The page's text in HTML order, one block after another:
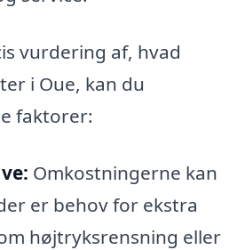
vurdering af, hvad
i Oue, kan du
faktorer:
Omkostningerne kan
er behov for ekstra
højtryksrensning eller